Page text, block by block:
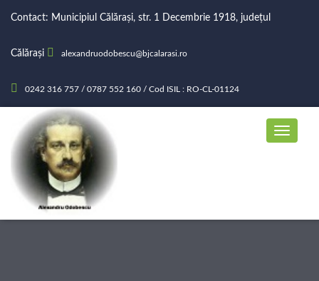
Contact: Municipiul Călărași, str. 1 Decembrie 1918, județul
Călărași alexandruodobescu@bjcalarasi.ro
0242 316 757 / 0787 552 160 / Cod ISIL : RO-CL-01124